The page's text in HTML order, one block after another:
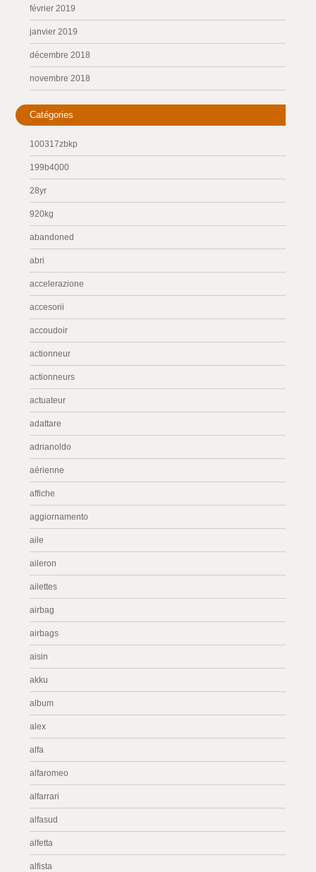
février 2019
janvier 2019
décembre 2018
novembre 2018
Catégories
100317zbkp
199b4000
28yr
920kg
abandoned
abri
accelerazione
accesorii
accoudoir
actionneur
actionneurs
actuateur
adattare
adrianoldo
aérienne
affiche
aggiornamento
aile
aileron
ailettes
airbag
airbags
aisin
akku
album
alex
alfa
alfaromeo
alfarrari
alfasud
alfetta
alfista